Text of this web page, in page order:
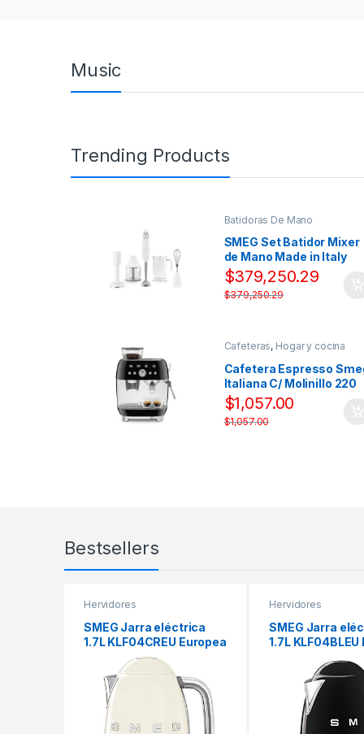
Music
Trending Products
Batidoras De Mano
SMEG Set Batidor Mixer
de Mano Made in Italy
220 Volts Blanco
$379,250.29
$379,250.29
Cafeteras, Hogar y cocina
Cafetera Espresso
Italiana C/ Molinillo 220
Volts Negro
$1,057.00
$1,057.00
Bestsellers
Hervidores
SMEG Jarra eléctrica
1.7L KLF04CREU Europea
220v | Crema
Hervidores
SMEG Jarra
1.7L